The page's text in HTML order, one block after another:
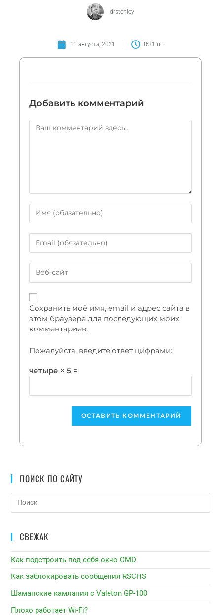
drstenley
11 августа, 2021 8:31 пп
Добавить комментарий
Сохранить моё имя, email и адрес сайта в
этом браузере для последующих моих
комментариев.
Пожалуйста, введите ответ цифрами:
четыре × 5 =
ПОИСК ПО САЙТУ
СВЕЖАК
Как подстроить под себя окно CMD
Как заблокировать сообщения RSCHS
Шаманские камлания с Valeton GP-100
Плохо работает Wi-Fi?